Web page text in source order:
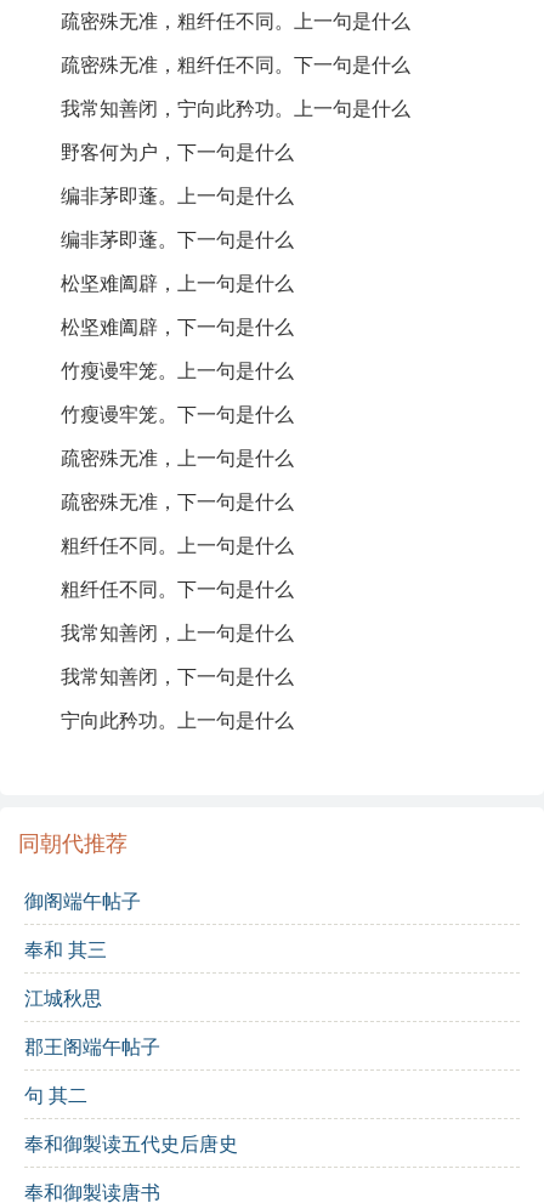
同朝代推荐
御阁端午帖子
奉和 其三
江城秋思
郡王阁端午帖子
句 其二
奉和御製读五代史后唐史
奉和御製读唐书
松坚：松树坚硬，指用松木制作的门。
疏密：门的开口稀疏与密集。
粗纤：粗大和纤细的对比。
善闭：擅长关门的技艺。
矜功：炫耀技艺或功劳。
诗词背景:
作者介绍：曾协，宋代诗人，以其清新自然的诗风著
称。他的作品常反映乡村生活和自然景象，具有浓厚的
生活气息和人文关怀。
创作背景：此诗写于宋代，当时社会动荡，士人多隐居
乡间，诗人通过描绘蓬户，表达对乡村生活的思考，反
诗歌鉴赏：
《蓬户》通过简单的景象描绘，展现了诗人对乡村生活
的独特理解和审美。诗中提到的“野客”和“蓬户”，不仅是
变化。
界事物的多样性，表现出一种对生活的包容态度。最后
一句“我常知善闭，宁向此矜功”，表达了诗人对自我价值
的反思，似乎在说真正的技艺在于内心的平和，而不在
于外在的炫耀。这种思考使得整首诗充满了哲理的意
味，展现了诗人超然的生活态度。
诗词解析：
逐句解析：
野客何为户
疏密殊无准，粗纤任不同。上一句是什么
疏密殊无准，粗纤任不同。下一句是什么
我常知善闭，宁向此矜功。上一句是什么
野客何为户，下一句是什么
编非茅即蓬。上一句是什么
编非茅即蓬。下一句是什么
松坚难阖辟，上一句是什么
松坚难阖辟，下一句是什么
竹瘦谩牢笼。上一句是什么
竹瘦谩牢笼。下一句是什么
疏密殊无准，上一句是什么
疏密殊无准，下一句是什么
粗纤任不同。上一句是什么
粗纤任不同。下一句是什么
我常知善闭，上一句是什么
我常知善闭，下一句是什么
宁向此矜功。上一句是什么